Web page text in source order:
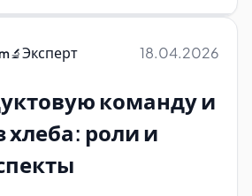
🔬Эксперт 18.04.2026
команду и
роли и